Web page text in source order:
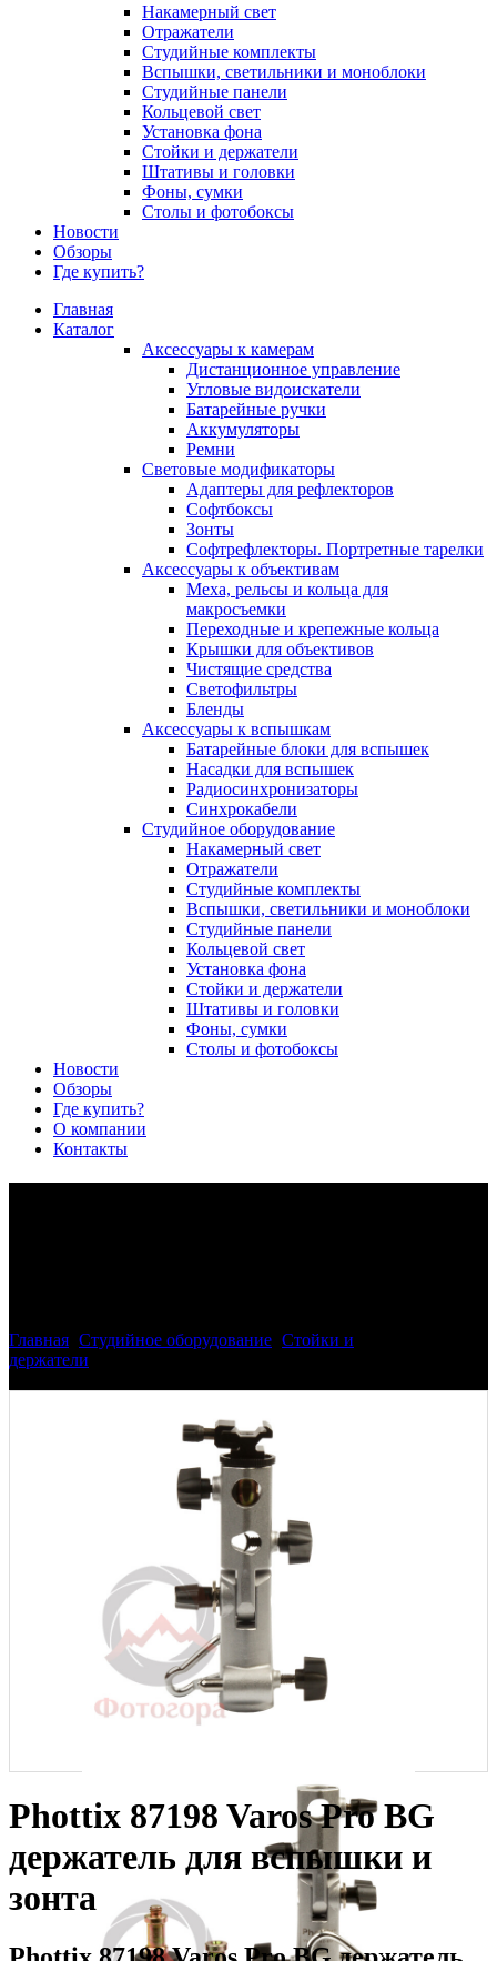
Накамерный свет
Отражатели
Студийные комплекты
Вспышки, светильники и моноблоки
Студийные панели
Кольцевой свет
Установка фона
Стойки и держатели
Штативы и головки
Фоны, сумки
Столы и фотобоксы
Новости
Обзоры
Где купить?
Главная
Каталог
Аксессуары к камерам
Дистанционное управление
Угловые видоискатели
Батарейные ручки
Аккумуляторы
Ремни
Световые модификаторы
Адаптеры для рефлекторов
Софтбоксы
Зонты
Софтрефлекторы. Портретные тарелки
Аксессуары к объективам
Меха, рельсы и кольца для
макросъемки
Переходные и крепежные кольца
Крышки для объективов
Чистящие средства
Светофильтры
Бленды
Аксессуары к вспышкам
Батарейные блоки для вспышек
Насадки для вспышек
Радиосинхронизаторы
Синхрокабели
Студийное оборудование
Накамерный свет
Отражатели
Студийные комплекты
Вспышки, светильники и моноблоки
Студийные панели
Кольцевой свет
Установка фона
Стойки и держатели
Штативы и головки
Фоны, сумки
Столы и фотобоксы
Новости
Обзоры
Где купить?
О компании
Контакты
Главная Студийное оборудование Стойки и
держатели
Phottix 87198 Varos Pro BG
держатель для вспышки и
зонта